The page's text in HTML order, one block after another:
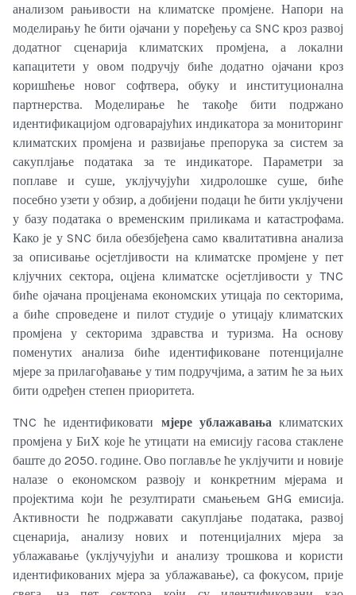
анализом рањивости на климатске промјене. Напори на
моделирању ће бити ојачани у поређењу са SNC кроз развој
додатног сценарија климатских промјена, а локални
капацитети у овом подручју биће додатно ојачани кроз
коришћење новог софтвера, обуку и институционална
партнерства. Моделирање ће такође бити подржано
идентификацијом одговарајућих индикатора за мониторинг
климатских промјена и развијање препорука за систем за
сакуплјање података за те индикаторе. Параметри за
поплаве и суше, уклјучујући хидролошке суше, биће
посебно узети у обзир, а добијени подаци ће бити уклјучени
у базу података о временским приликама и катастрофама.
Како је у SNC била обезбјеђена само квалитативна анализа
за описивање осјетлјивости на климатске промјене у пет
клјучних сектора, оцјена климатске осјетлјивости у TNC
биће ојачана процјенама економских утицаја по секторима,
а биће спроведене и пилот студије о утицају климатских
промјена у секторима здравства и туризма. На основу
поменутих анализа биће идентификоване потенцијалне
мјере за прилагођавање у тим подручјима, а затим ће за њих
бити одређен степен приоритета.
TNC ће идентификовати мјере ублажавањаклиматских
промјена у БиХ које ће утицати на емисију гасова стаклене
баште до 2050. године. Ово поглавље ће уклјучити и новије
налазе о економском развоју и конкретним мјерама и
пројектима који ће резултирати смањењем GHG емисија.
Активности ће подржавати сакуплјање података, развој
сценарија, анализу нових и потенцијалних мјера за
ублажавање (уклјучујући и анализу трошкова и користи
идентификованих мјера за ублажавање), са фокусом, прије